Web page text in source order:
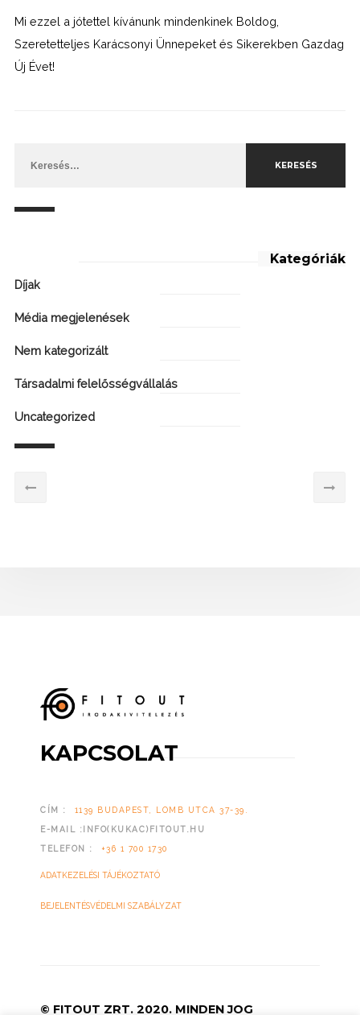
Mi ezzel a jótettel kívánunk mindenkinek Boldog,
Szeretetteljes Karácsonyi Ünnepeket és Sikerekben Gazdag
Új Évet!
Kategóriák
Díjak
Média megjelenések
Nem kategorizált
Társadalmi felelősségvállalás
Uncategorized
KAPCSOLAT
CÍM :
1139 BUDAPEST, LOMB UTCA 37-39.
E-MAIL :INFO(KUKAC)FITOUT.HU
TELEFON :
+36 1 700 1730
ADATKEZELÉSI TÁJÉKOZTATÓ
BEJELENTÉSVÉDELMI SZABÁLYZAT
© FITOUT ZRT. 2020. MINDEN JOG